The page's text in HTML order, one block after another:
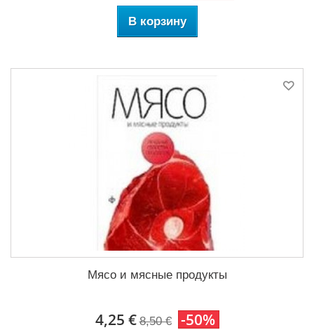
В корзину
Мясо и мясные продукты
4,25 € 8,50 € -50%